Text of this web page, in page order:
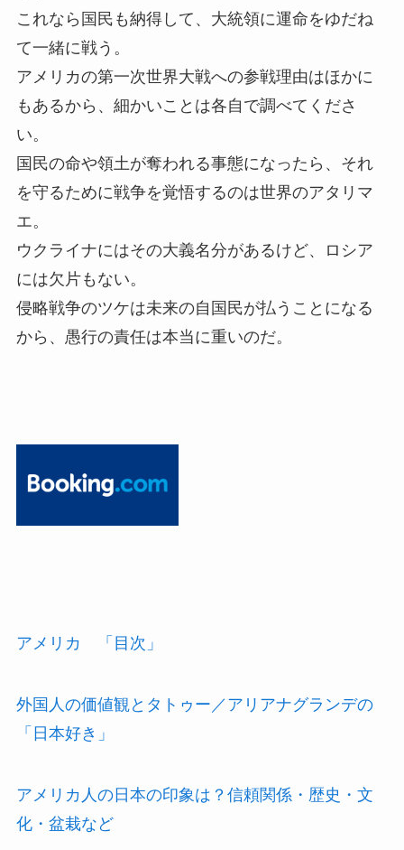
これなら国民も納得して、大統領に運命をゆだね
て一緒に戦う。
アメリカの第一次世界大戦への参戦理由はほかに
もあるから、細かいことは各自で調べてくださ
い。
国民の命や領土が奪われる事態になったら、それ
を守るために戦争を覚悟するのは世界のアタリマ
エ。
ウクライナにはその大義名分があるけど、ロシア
には欠片もない。
侵略戦争のツケは未来の自国民が払うことになる
から、愚行の責任は本当に重いのだ。
アメリカ 「目次」
外国人の価値観とタトゥー／アリアナグランデの
「日本好き」
アメリカ人の日本の印象は？信頼関係・歴史・文
化・盆栽など